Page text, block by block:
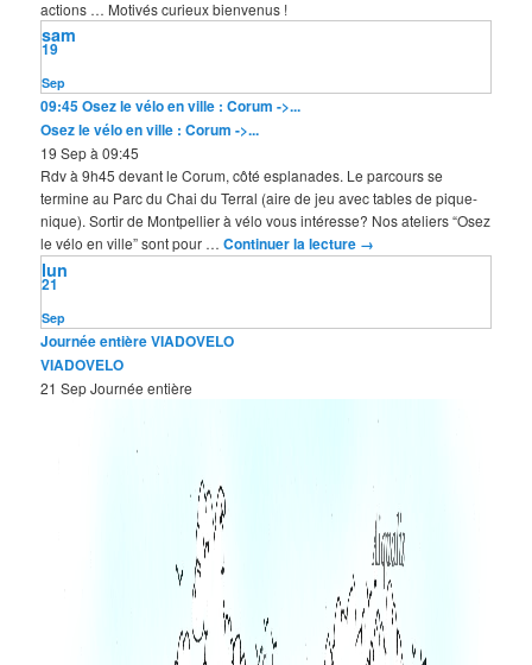
actions … Motivés curieux bienvenus !
Sep
19
sam
09:45Osez le vélo en ville : Corum ->...
Osez le vélo en ville : Corum ->...
19 Sep à 09:45
Rdv à 9h45 devant le Corum, côté esplanades. Le parcours se
termine au Parc du Chai du Terral (aire de jeu avec tables de pique-
nique). Sortir de Montpellier à vélo vous intéresse? Nos ateliers “Osez
le vélo en ville” sont pour …Continuer la lecture →
Sep
21
lun
Journée entièreVIADOVELO
VIADOVELO
21 SepJournée entière